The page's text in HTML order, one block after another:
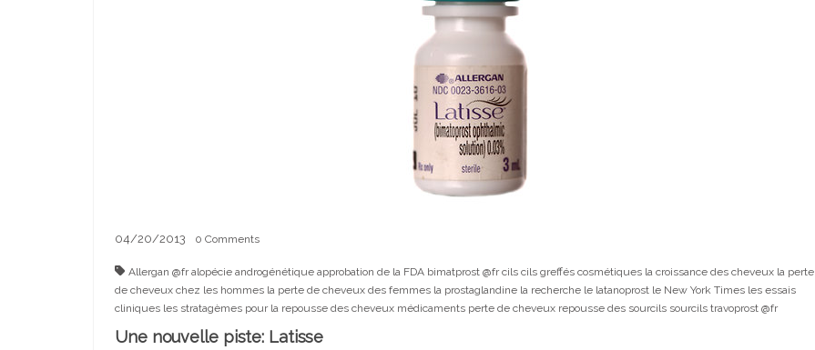
04/20/2013 0 Comments
Allergan @fralopécie androgénétique approbation de la FDA bimatprost @frcils cils greffés cosmétiques la croissance des cheveux la perte
de cheveux chez les hommes la perte de cheveux des femmes la prostaglandine la recherche le latanoprost le New York Times les essais
cliniques les stratagèmes pour la repousse des cheveux médicaments perte de cheveux repousse des sourcils sourcils travoprost @fr
Une nouvelle piste: Latisse